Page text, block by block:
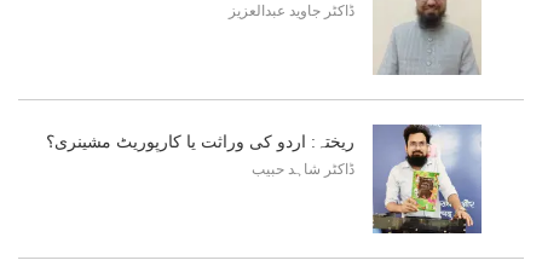
ڈاکٹر جاوید عبدالعزیز
ریختہ: اردو کی وراثت یا کارپوریٹ مشینری؟
ڈاکٹر شاہد حبیب